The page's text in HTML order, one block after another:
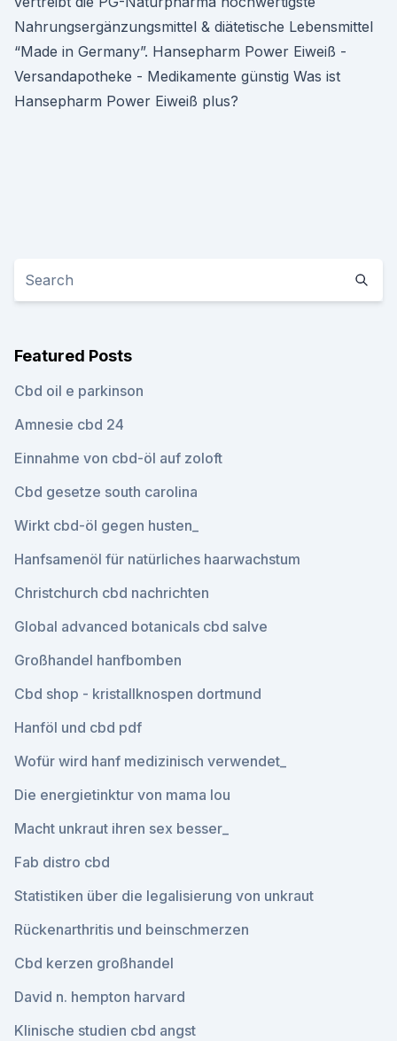
Nahrungsergänzungsmittel & diätetische Lebensmittel
“Made in Germany”. Hansepharm Power Eiweiß -
Versandapotheke - Medikamente günstig Was ist
Hansepharm Power Eiweiß plus?
Featured Posts
Cbd oil e parkinson
Amnesie cbd 24
Einnahme von cbd-öl auf zoloft
Cbd gesetze south carolina
Wirkt cbd-öl gegen husten_
Hanfsamenöl für natürliches haarwachstum
Christchurch cbd nachrichten
Global advanced botanicals cbd salve
Großhandel hanfbomben
Cbd shop - kristallknospen dortmund
Hanföl und cbd pdf
Wofür wird hanf medizinisch verwendet_
Die energietinktur von mama lou
Macht unkraut ihren sex besser_
Fab distro cbd
Statistiken über die legalisierung von unkraut
Rückenarthritis und beinschmerzen
Cbd kerzen großhandel
David n. hempton harvard
Klinische studien cbd angst